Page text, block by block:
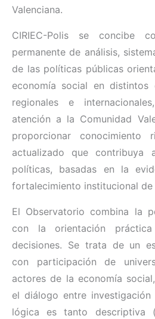
Valenciana.
CIRIEC-Polis se concibe
permanente de análisis,
de las políticas públicas
economía social en distintos
regionales e
atención a la Comunidad
proporcionar conocimiento
actualizado que contribuya
políticas, basadas en la
fortalecimiento institucional de
El Observatorio combina la
con la orientación
decisiones. Se trata de un
con participación de
actores de la economía
el diálogo entre
lógica es tanto descriptiva